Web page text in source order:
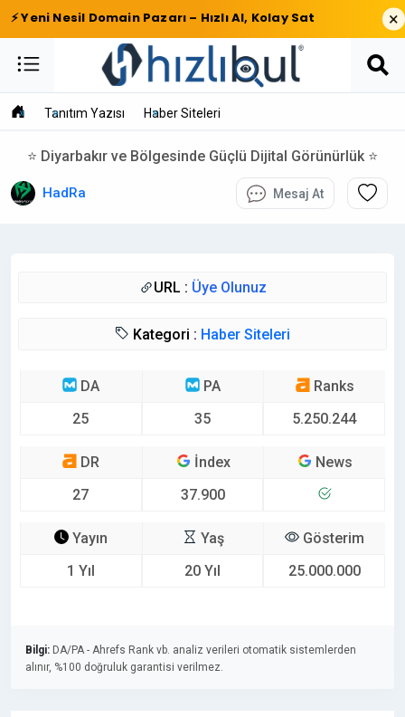
⚡ Yeni Nesil Domain Pazarı – Hızlı Al, Kolay Sat ×
Tanıtım Yazısı Haber Siteleri
⭐ Diyarbakır ve Bölgesinde Güçlü Dijital Görünürlük ⭐
HadRa Mesaj At
URL : Üye Olunuz
Kategori : Haber Siteleri
DA
25
PA
35
Ranks
5.250.244
DR
27
İndex
37.900
News
Yayın
1 Yıl
Yaş
20 Yıl
Gösterim
25.000.000
Bilgi: DA/PA - Ahrefs Rank vb. analiz verileri otomatik sistemlerden
alınır, %100 doğruluk garantisi verilmez.